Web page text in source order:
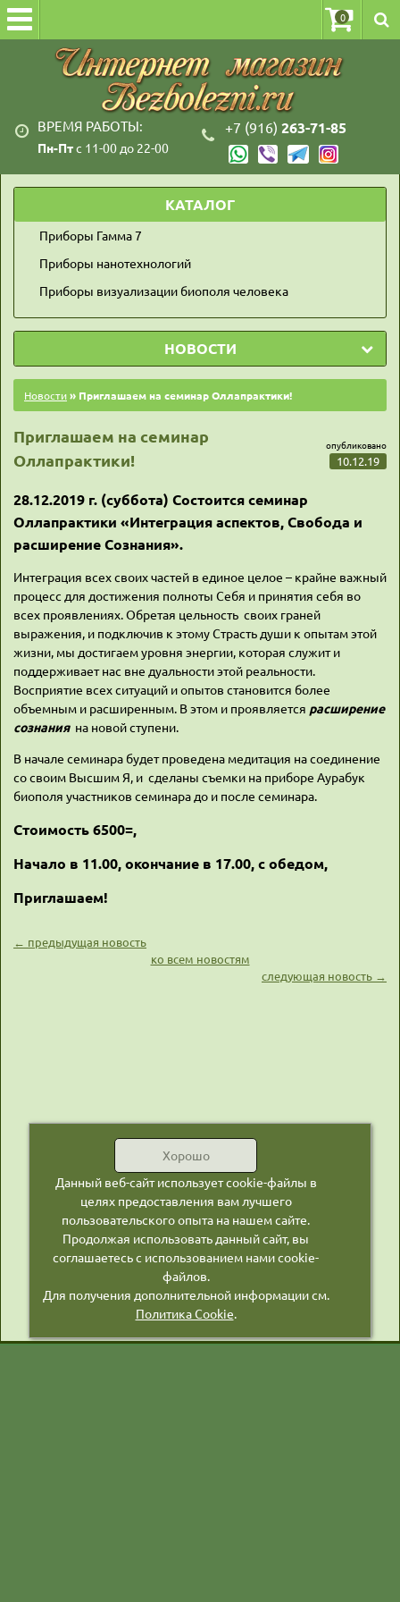
0
ВРЕМЯ РАБОТЫ:
Пн-Птс 11-00 до 22-00
+7 (916) 263-71-85
КАТАЛОГ
Приборы Гамма 7
Приборы нанотехнологий
Приборы визуализации биополя человека
НОВОСТИ
Новости» Приглашаем на семинар Оллапрактики!
Приглашаем на семинар
Оллапрактики!
опубликовано
10.12.19
28.12.2019 г. (суббота) Состоится семинар
Оллапрактики «Интеграция аспектов, Свобода и
расширение Сознания».
Интеграция всех своих частей в единое целое – крайне важный
процесс для достижения полноты Себя и принятия себя во
всех проявлениях. Обретая цельность своих граней
выражения, и подключив к этому Страсть души к опытам этой
жизни, мы достигаем уровня энергии, которая служит и
поддерживает нас вне дуальности этой реальности.
Восприятие всех ситуаций и опытов становится более
объемным и расширенным. В этом и проявляется расширение
сознанияна новой ступени.
В начале семинара будет проведена медитация на соединение
со своим Высшим Я, и сделаны съемки на приборе Аурабук
биополя участников семинара до и после семинара.
Стоимость 6500=,
Начало в 11.00, окончание в 17.00, с обедом,
Приглашаем!
← предыдущая новость
ко всем новостям
следующая новость →
Хорошо
Данный веб-сайт использует cookie-файлы в
целях предоставления вам лучшего
пользовательского опыта на нашем сайте.
Продолжая использовать данный сайт, вы
соглашаетесь с использованием нами cookie-
файлов.
Для получения дополнительной информации см.
Политика Cookie.